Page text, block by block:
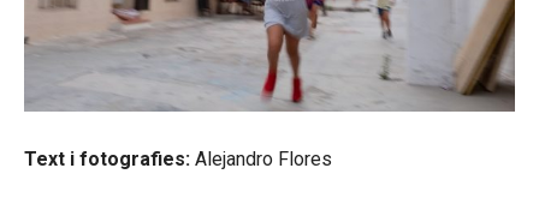
Text i fotografies: Alejandro Flores